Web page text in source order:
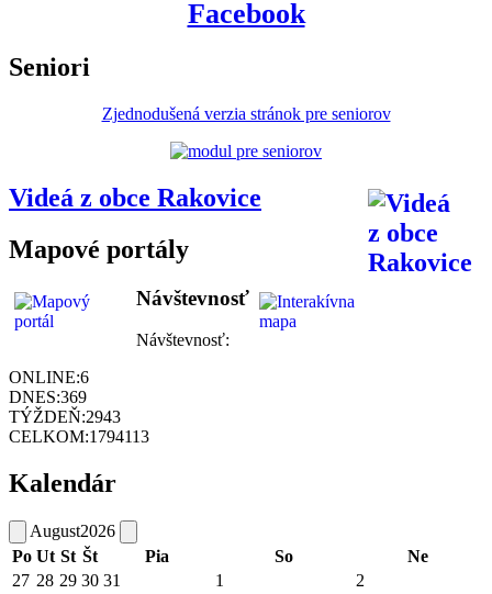
Facebook
Seniori
Zjednodušená verzia stránok pre seniorov
Videá z obce Rakovice
Mapové portály
Návštevnosť
Návštevnosť:
ONLINE:6
DNES:369
TÝŽDEŇ:2943
CELKOM:1794113
Kalendár
August2026
Po Ut St Št Pia So
Ne
27 28 29 30 31 1 2